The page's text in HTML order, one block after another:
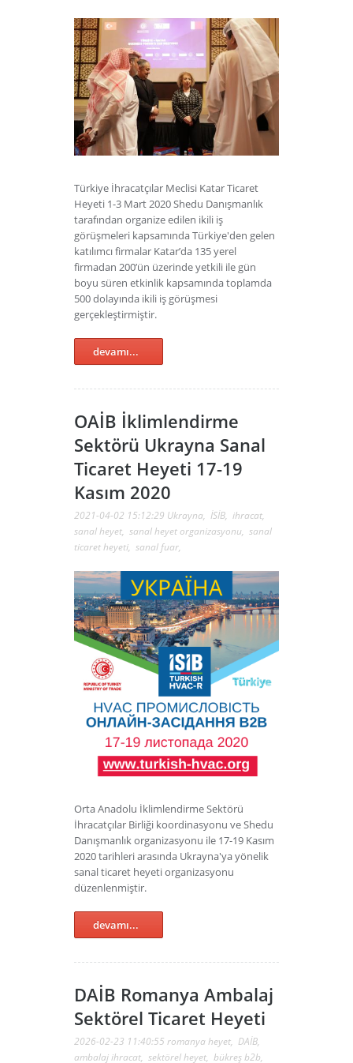
Türkiye İhracatçılar Meclisi Katar Ticaret
Heyeti 1-3 Mart 2020 Shedu Danışmanlık
tarafından organize edilen ikili iş
görüşmeleri kapsamında Türkiye'den gelen
katılımcı firmalar Katar’da 135 yerel
firmadan 200’ün üzerinde yetkili ile gün
boyu süren etkinlik kapsamında toplamda
500 dolayında ikili iş görüşmesi
gerçekleştirmiştir.
devamı...
OAİB İklimlendirme
Sektörü Ukrayna Sanal
Ticaret Heyeti 17-19
Kasım 2020
2021-04-02 15:12:29 Ukrayna, İSİB, ihracat,
sanal heyet, sanal heyet organizasyonu, sanal
ticaret heyeti, sanal fuar,
Orta Anadolu İklimlendirme Sektörü
İhracatçılar Birliği koordinasyonu ve Shedu
Danışmanlık organizasyonu ile 17-19 Kasım
2020 tarihleri arasında Ukrayna'ya yönelik
sanal ticaret heyeti organizasyonu
düzenlenmiştir.
devamı...
DAİB Romanya Ambalaj
Sektörel Ticaret Heyeti
2026-02-23 11:40:55 romanya heyet, DAİB,
ambalaj ihracat, sektörel heyet, bükreş b2b,